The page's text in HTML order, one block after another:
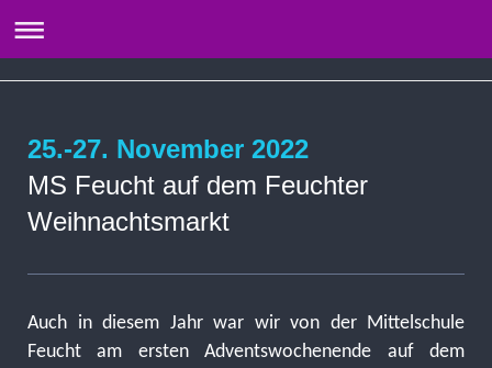
25.-27. November 2022
MS Feucht auf dem Feuchter
Weihnachtsmarkt
Auch in diesem Jahr war wir von der Mittelschule
Feucht am ersten Adventswochenende auf dem